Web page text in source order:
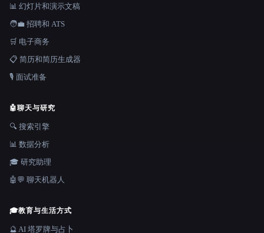
📊 幻灯片和演示文稿
🧑‍💼 招聘和 ATS
🛒 电子商务
📋 简历和简历生成器
🎙️ 面试准备
🤖聊天与研究
🔍 搜索引擎
📊 数据分析
🎓 研究助理
🤖💬 聊天机器人
🎓教育与生活方式
🔮 AI 塔罗牌与占卜